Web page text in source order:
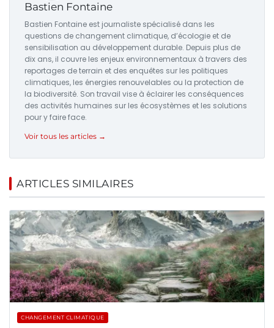
Bastien Fontaine
Bastien Fontaine est journaliste spécialisé dans les
questions de changement climatique, d’écologie et de
sensibilisation au développement durable. Depuis plus de
dix ans, il couvre les enjeux environnementaux à travers des
reportages de terrain et des enquêtes sur les politiques
climatiques, les énergies renouvelables ou la protection de
la biodiversité. Son travail vise à éclairer les conséquences
des activités humaines sur les écosystèmes et les solutions
pour y faire face.
Voir tous les articles →
ARTICLES SIMILAIRES
CHANGEMENT CLIMATIQUE